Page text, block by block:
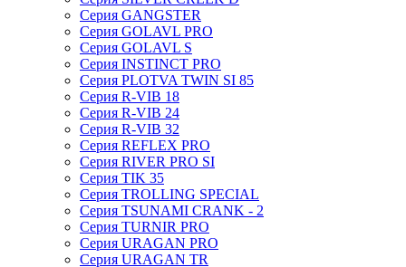
Серия GANGSTER
Серия GOLAVL PRO
Серия GOLAVL S
Серия INSTINCT PRO
Серия PLOTVA TWIN SI 85
Серия R-VIB 18
Серия R-VIB 24
Серия R-VIB 32
Серия REFLEX PRO
Серия RIVER PRO SI
Серия TIK 35
Серия TROLLING SPECIAL
Серия TSUNAMI CRANK - 2
Серия TURNIR PRO
Серия URAGAN PRO
Серия URAGAN TR